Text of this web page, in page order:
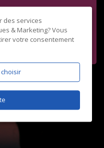
des services
& Marketing? Vous
votre consentement